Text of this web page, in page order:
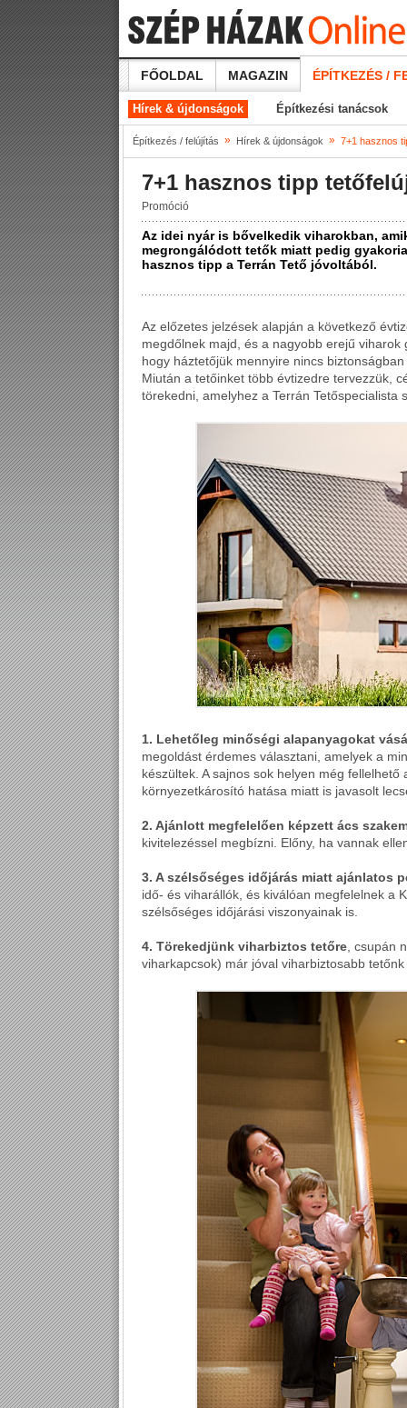
FŐOLDAL MAGAZIN ÉPÍTKEZÉS /
Hírek & újdonságok Építkezési tanácsok
Építkezés / felújítás » Hírek & újdonságok » 7+1 hasznos
7+1 hasznos tipp
Promóció
Az idei nyár is bővelkedik viharokban,
megrongálódott tetők miatt pedig
hasznos tipp a Terrán Tető jóvoltából.
Az előzetes jelzések alapján a következő
megdőlnek majd, és a nagyobb erejű
hogy háztetőjük mennyire nincs
Miután a tetőinket több évtizedre tervezzük,
törekedni, amelyhez a Terrán
1. Lehetőleg minőségi alapanyagokat
megoldást érdemes választani, amelyek a
készültek. A sajnos sok helyen még
környezetkárosító hatása miatt is javasolt
2. Ajánlott megfelelően képzett ács
kivitelezéssel megbízni. Előny, ha vannak
3. A szélsőséges időjárás miatt ajánlatos
idő- és viharállók, és kiválóan megfelelnek a
szélsőséges időjárási viszonyainak is.
4. Törekedjünk viharbiztos tetőre , csupán
viharkapcsok) már jóval viharbiztosabb